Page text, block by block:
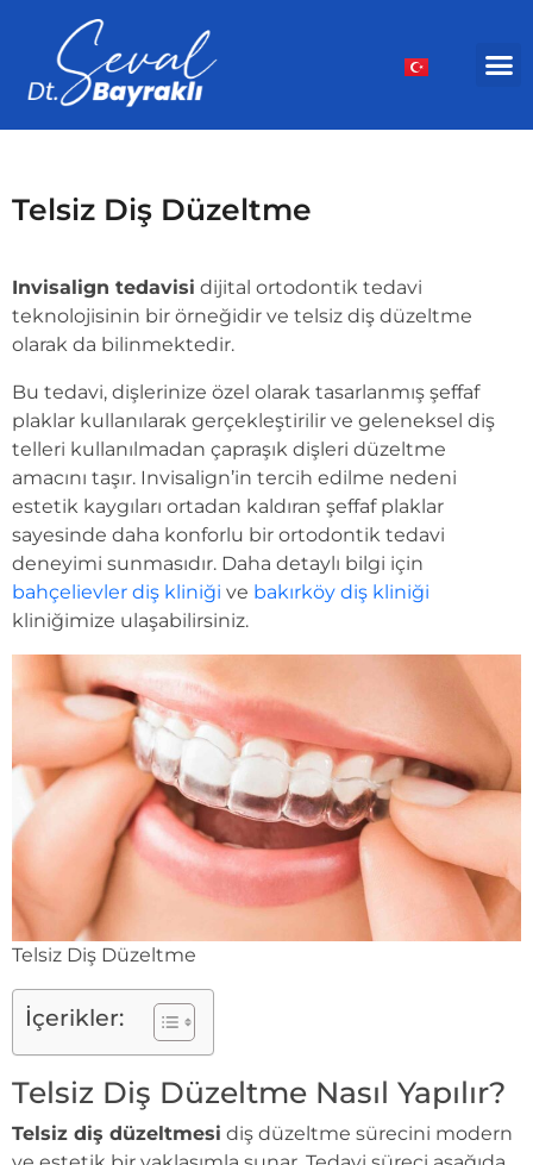
Telsiz Diş Düzeltme
Invisalign tedavisi dijital ortodontik tedavi
teknolojisinin bir örneğidir ve telsiz diş düzeltme
olarak da bilinmektedir.
Bu tedavi, dişlerinize özel olarak tasarlanmış şeffaf
plaklar kullanılarak gerçekleştirilir ve geleneksel diş
telleri kullanılmadan çapraşık dişleri düzeltme
amacını taşır. Invisalign’in tercih edilme nedeni
estetik kaygıları ortadan kaldıran şeffaf plaklar
sayesinde daha konforlu bir ortodontik tedavi
deneyimi sunmasıdır. Daha detaylı bilgi için
bahçelievler diş kliniği ve bakırköy diş kliniği
kliniğimize ulaşabilirsiniz.
Telsiz Diş Düzeltme
İçerikler:
Telsiz Diş Düzeltme Nasıl Yapılır?
Telsiz diş düzeltmesi diş düzeltme sürecini modern